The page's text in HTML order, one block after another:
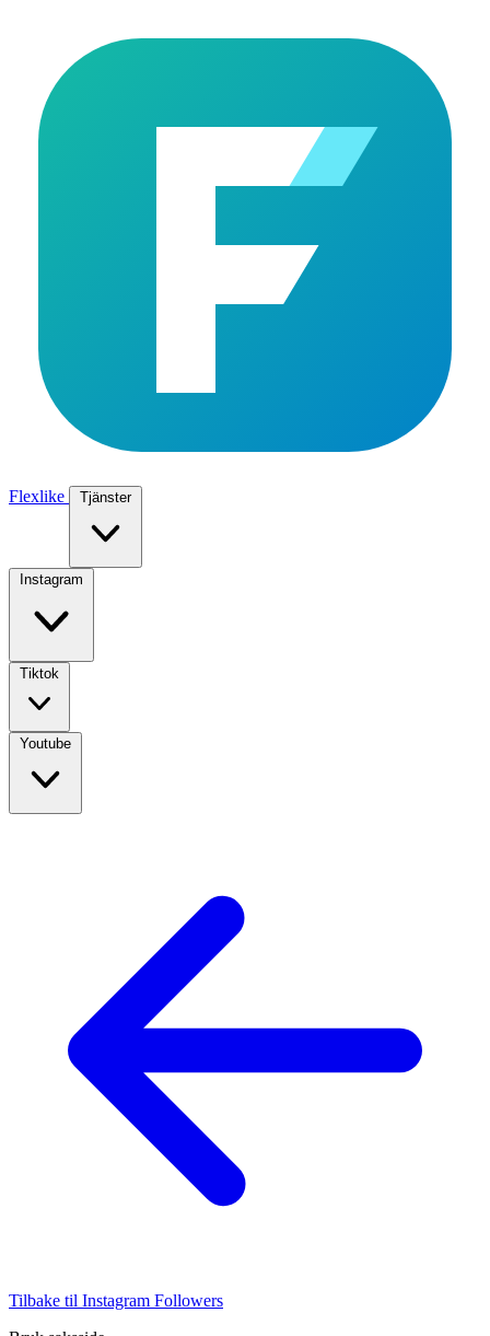
Flexlike Tjänster
Instagram
Tiktok
Youtube
Tilbake til Instagram Followers